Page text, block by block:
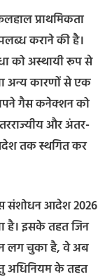
प्राथमिकता
कराने की है।
को अस्थायी रूप से
अन्य कारणों से एक
गैस कनेक्शन को
और अंतर-
तक स्थगित कर
संशोधन आदेश 2026
है। इसके तहत जिन
लग चुका है, वे अब
अधिनियम के तहत